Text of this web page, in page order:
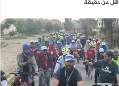
أقل من دقيقة